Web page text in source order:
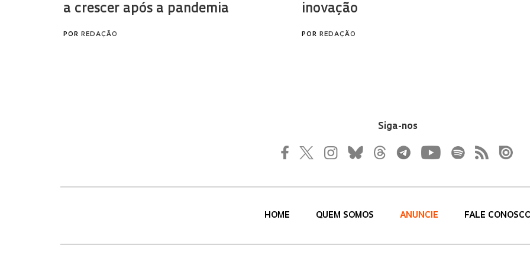
Siga-nos
HOME QUEM SOMOS ANUNCIE FALE